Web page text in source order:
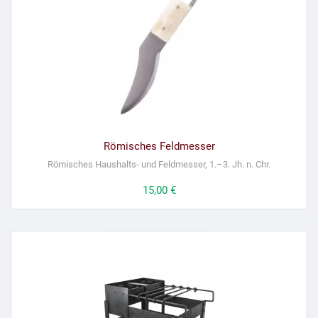
Römisches Feldmesser
Römisches Haushalts- und Feldmesser, 1.–3. Jh. n. Chr.
Preis
15,00 €